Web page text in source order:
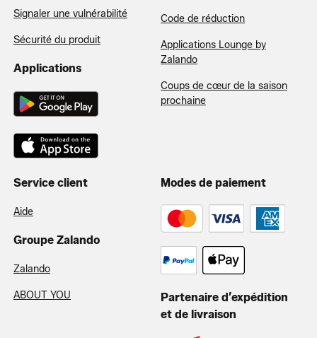
Signaler une vulnérabilité
Sécurité du produit
Applications
Code de réduction
Applications Lounge by
Zalando
Coups de cœur de la saison
prochaine
Service client
Aide
Groupe Zalando
Zalando
ABOUT YOU
Modes de paiement
Partenaire d’expédition
et de livraison